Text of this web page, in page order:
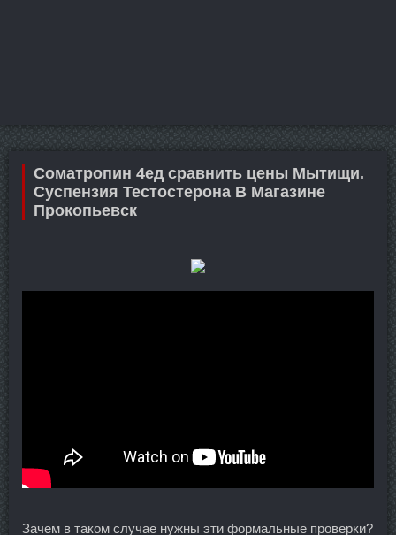
Cоматропин 4ед сравнить цены Мытищи.
Суспензия Тестостерона В Магазине
Прокопьевск
Зачем в таком случае нужны эти формальные проверки?